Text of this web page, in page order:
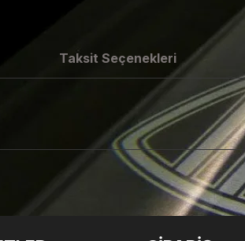
Taksit Seçenekleri
noktaları öneri formunu kullanarak tarafımıza